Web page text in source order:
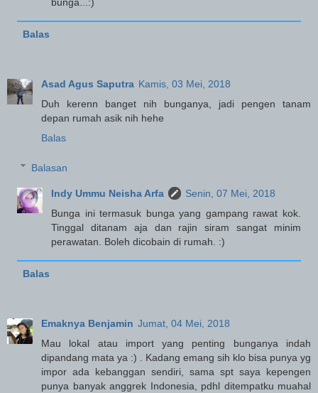
Balas
Asad Agus Saputra Kamis, 03 Mei, 2018
Duh kerenn banget nih bunganya, jadi pengen tanam
depan rumah asik nih hehe
Balas
Balasan
Indy Ummu Neisha Arfa
Senin, 07 Mei, 2018
Bunga ini termasuk bunga yang gampang rawat kok.
Tinggal ditanam aja dan rajin siram sangat minim
perawatan. Boleh dicobain di rumah. :)
Balas
Emaknya Benjamin Jumat, 04 Mei, 2018
Mau lokal atau import yang penting bunganya indah
dipandang mata ya :) . Kadang emang sih klo bisa punya yg
impor ada kebanggan sendiri, sama spt saya kepengen
punya banyak anggrek Indonesia, pdhl ditempatku muahal